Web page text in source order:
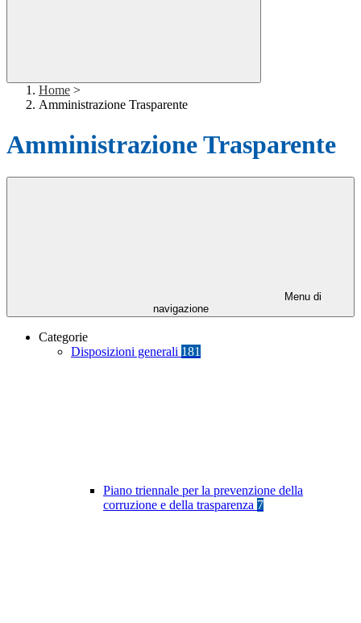
Home >
Amministrazione Trasparente
Amministrazione Trasparente
Menu di
navigazione
Categorie
Disposizioni generali 181
Piano triennale per la prevenzione della
corruzione e della trasparenza 7